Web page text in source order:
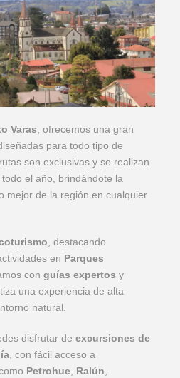
Varas, ofrecemos una gran
para todo tipo de
son exclusivas y se realizan
el año, brindándote la
mejor de la región en cualquier
, destacando
en Parques
con guías expertos y
una experiencia de alta
natural.
disfrutar de excursiones de
, con fácil acceso a
Petrohue, Ralún,